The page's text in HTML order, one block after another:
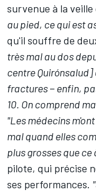
survenue à la veille
au pied, ce qui est
qu'il souffre de
très mal au dos
centre
fractures − enfin,
10. On comprend
"Les médecins
mal quand elles
plus grosses que
pilote, qui précise
ses performances.